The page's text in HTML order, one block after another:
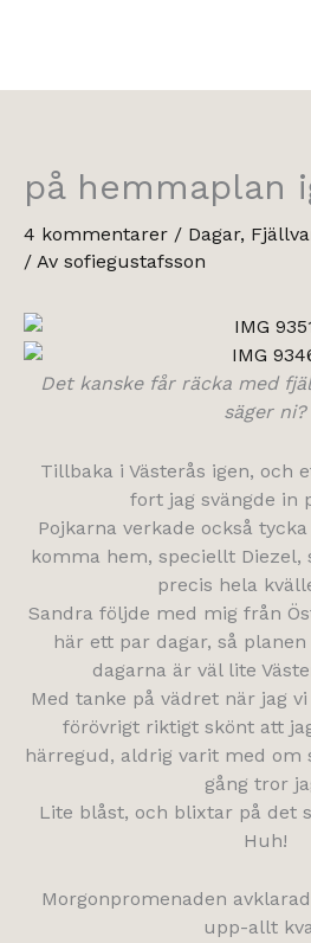
på hemmaplan
4 kommentarer / Dagar,
/ Av sofiegustafsson
Det kanske får räcka med
säger ni?
Tillbaka i Västerås igen, och
fort jag svängde in
Pojkarna verkade också
komma hem, speciellt Diezel,
precis hela
Sandra följde med mig från
här ett par dagar, så
dagarna är väl lite
Med tanke på vädret när jag
förövrigt riktigt skönt att
härregud, aldrig varit med om
gång tror
Lite blåst, och blixtar på det
Huh!
Morgonpromenaden
upp-allt